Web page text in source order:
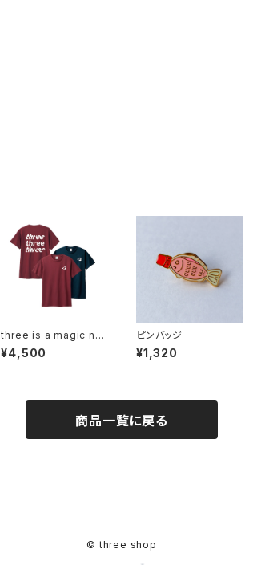
three is a magic nu
mber 21 限定Tシャツ
¥4,500
ピンバッジ
¥1,320
商品一覧に戻る
© three shop